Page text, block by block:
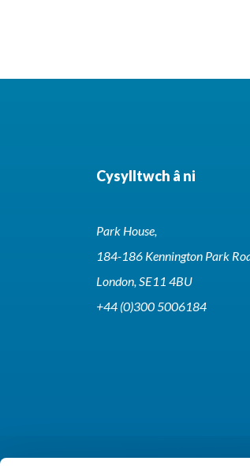
Cysylltwch â ni
Park House,
184-186 Kennington Park
London, SE11 4BU
+44 (0)300 5006184